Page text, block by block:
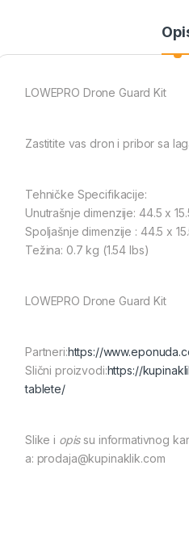
LOWEPRO Drone Guard Kit
Zastitite vas dron i pribor sa
Tehničke Specifikacije:
Unutrašnje dimenzije: 44.5 x
Spoljašnje dimenzije : 44.5 x
Težina: 0.7 kg (1.54 lbs)
LOWEPRO Drone Guard Kit
Partneri:https://
Slični proizvodi:https://
tablete/
Slike i opissu informativnog
a: prodaja@kupinaklik.com